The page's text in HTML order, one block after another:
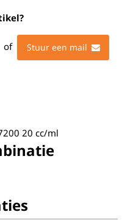
of Stuur een mail
20 cc/ml